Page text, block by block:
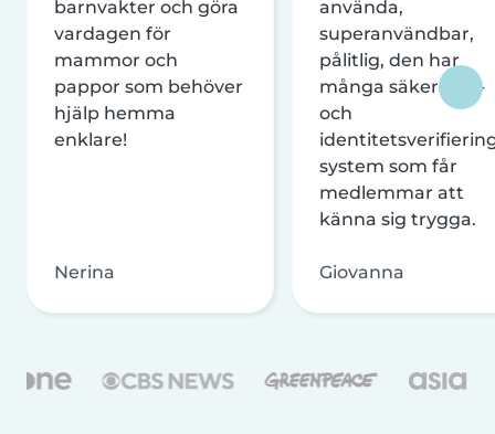
barnvakter och göra
vardagen för
mammor och
pappor som behöver
hjälp hemma
enklare!
Nerina
använda,
superanvändbar,
pålitlig, den har
många säkerhets-
och
system som får
medlemmar att
känna sig trygga.
Giovanna